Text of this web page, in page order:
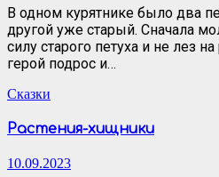
В одном курятнике было два
другой уже старый. Сначала
силу старого петуха и не лез
герой подрос и…
Сказки
Растения-хищники
10.09.2023